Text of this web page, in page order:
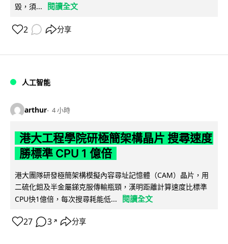
毀，須...
閱讀全文
2 分享
人工智能
arthur 4 小時
港大工程學院研極簡架構晶片 搜尋速度
勝標準 CPU 1 億倍
港大團隊研發極簡架構模擬內容尋址記憶體（CAM）晶片，用
二硫化鉬及半金屬銻克服傳輸瓶頸，漢明距離計算速度比標準
CPU快1億倍，每次搜尋耗能低...
閱讀全文
27 3 ↗ 分享